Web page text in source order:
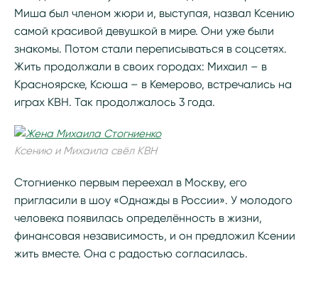
Миша был членом жюри и, выступая, назвал Ксению
самой красивой девушкой в мире. Они уже были
знакомы. Потом стали переписываться в соцсетях.
Жить продолжали в своих городах: Михаил – в
Красноярске, Ксюша – в Кемерово, встречались на
играх КВН. Так продолжалось 3 года.
Ксению и Михаила свёл КВН
Стогниенко первым переехал в Москву, его
пригласили в шоу «Однажды в России». У молодого
человека появилась определённость в жизни,
финансовая независимость, и он предложил Ксении
жить вместе. Она с радостью согласилась.